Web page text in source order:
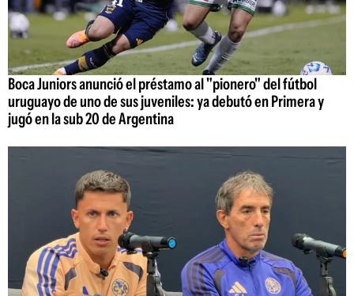
Boca Juniors anunció el préstamo al "pionero" del fútbol
uruguayo de uno de sus juveniles: ya debutó en Primera y
jugó en la sub 20 de Argentina